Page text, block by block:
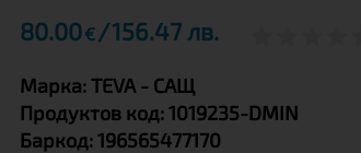
80.00€ 156.47 лв.
Марка:TEVA - САЩ
Продуктов код:1019235-DMIN
Баркод:196565477170